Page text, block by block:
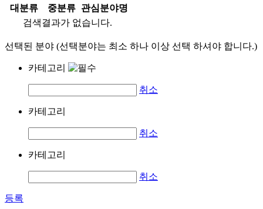
대분류
중분류
관심분야명
검색결과가 없습니다.
선택된 분야 (선택분야는 최소 하나 이상 선택 하셔야 합니다.)
카테고리
취소
카테고리
취소
카테고리
취소
등록